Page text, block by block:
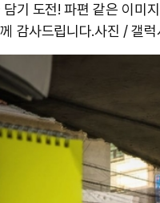
담기 도전! 파편 같은 이미
감사드립니다. ​사진 / 갤